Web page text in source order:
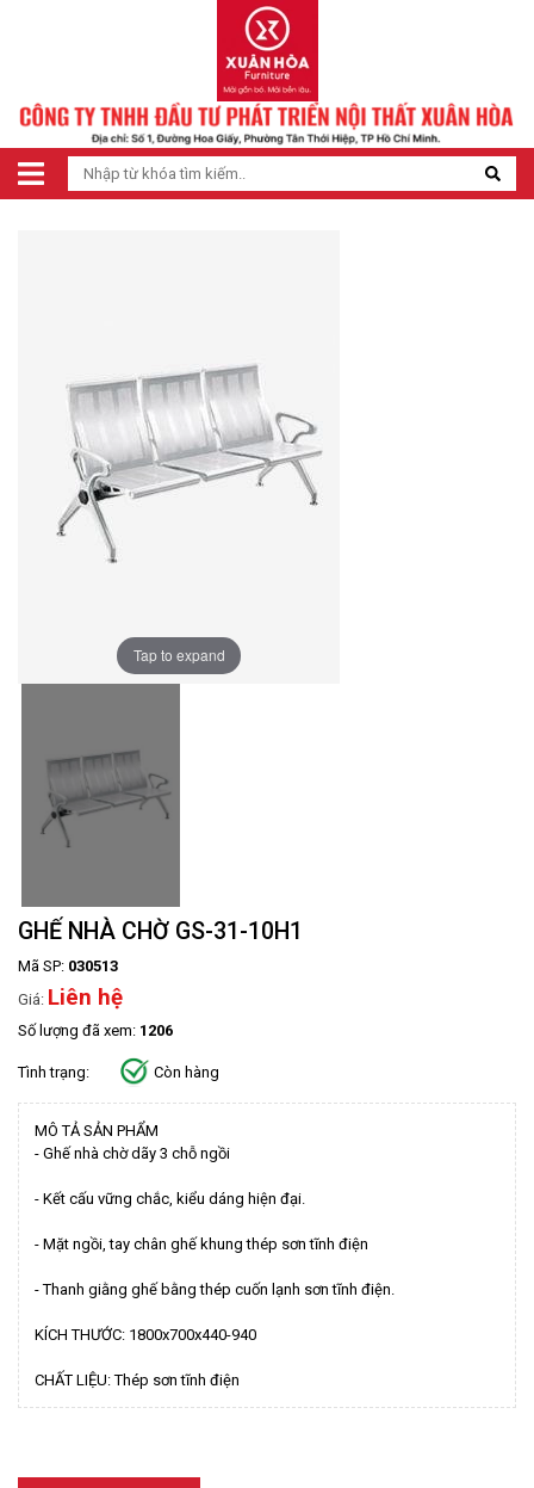
Tap to expand
GHẾ NHÀ CHỜ GS-31-10H1
Mã SP: 030513
Giá: Liên hệ
Số lượng đã xem: 1206
Tình trạng: Còn hàng
MÔ TẢ SẢN PHẨM
- Ghế nhà chờ dãy 3 chỗ ngồi
- Kết cấu vững chắc, kiểu dáng hiện đại.
- Mặt ngồi, tay chân ghế khung thép sơn tĩnh điện
- Thanh giằng ghế bằng thép cuốn lạnh sơn tĩnh điện.
KÍCH THƯỚC: 1800x700x440-940
CHẤT LIỆU: Thép sơn tĩnh điện